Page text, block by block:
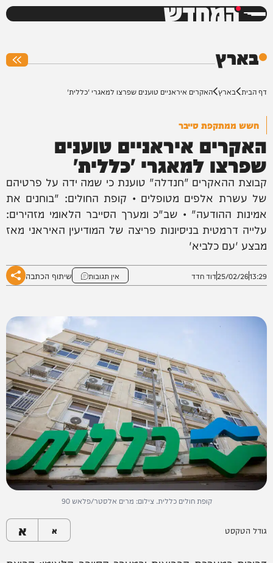
המחדש
בארץ
דף הבית בארץ האקרים איראניים טוענים שפרצו למאגרי 'כללית'
חשש ממתקפת סייבר
האקרים איראניים טוענים
שפרצו למאגרי 'כללית'
קבוצת ההאקרים "חנדלה" טוענת כי שמה ידה על פרטיהם
של עשרת אלפים מטופלים • קופת החולים: "בוחנים את
אמינות ההודעה" • שב"כ ומערך הסייבר הלאומי מזהירים:
עלייה דרמטית בניסיונות פריצה של המודיעין האיראני מאז
מבצע 'עם כלביא'
13:29
25/02/26דוד חדד אין תגובות שיתוף הכתבה
קופת חולים כללית. צילום: מרים אלסטר/פלאש 90
גודל הטקסט א א